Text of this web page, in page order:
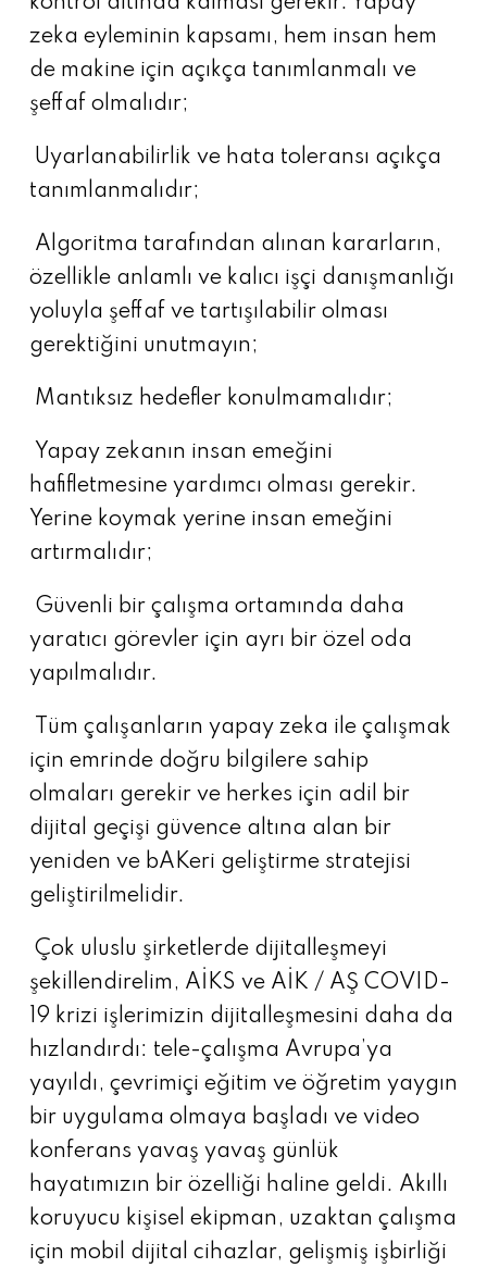
zeka eyleminin kapsamı, hem insan hem
de makine için açıkça tanımlanmalı ve
şeffaf olmalıdır;
Uyarlanabilirlik ve hata toleransı açıkça
tanımlanmalıdır;
Algoritma tarafından alınan kararların,
özellikle anlamlı ve kalıcı işçi danışmanlığı
yoluyla şeffaf ve tartışılabilir olması
gerektiğini unutmayın;
Mantıksız hedefler konulmamalıdır;
Yapay zekanın insan emeğini
hafifletmesine yardımcı olması gerekir.
Yerine koymak yerine insan emeğini
artırmalıdır;
Güvenli bir çalışma ortamında daha
yaratıcı görevler için ayrı bir özel oda
yapılmalıdır.
Tüm çalışanların yapay zeka ile çalışmak
için emrinde doğru bilgilere sahip
olmaları gerekir ve herkes için adil bir
dijital geçişi güvence altına alan bir
yeniden ve bAKeri geliştirme stratejisi
geliştirilmelidir.
Çok uluslu şirketlerde dijitalleşmeyi
şekillendirelim, AİKS ve AİK / AŞ COVID-
19 krizi işlerimizin dijitalleşmesini daha da
hızlandırdı: tele-çalışma Avrupa’ya
yayıldı, çevrimiçi eğitim ve öğretim yaygın
bir uygulama olmaya başladı ve video
konferans yavaş yavaş günlük
hayatımızın bir özelliği haline geldi. Akıllı
koruyucu kişisel ekipman, uzaktan çalışma
için mobil dijital cihazlar, gelişmiş işbirliği